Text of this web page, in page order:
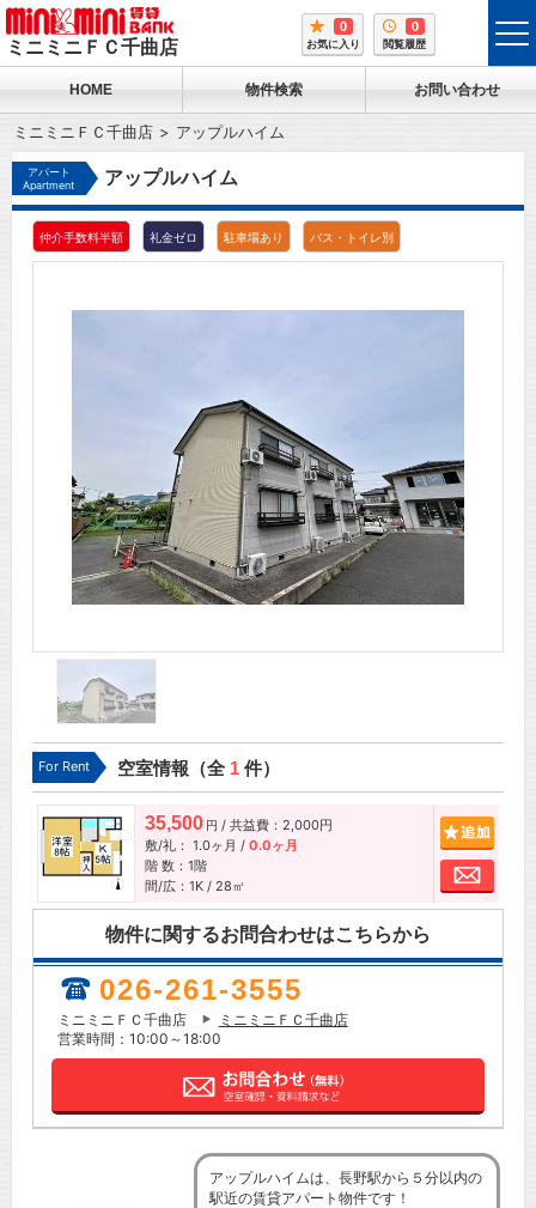
ミニミニＦＣ千曲店
0
お気に入り
0
閲覧履歴
HOME 物件検索 お問い合わせ
ミニミニＦＣ千曲店 アップルハイム
アパート
Apartment
アップルハイム
仲介手数料半額 礼金ゼロ 駐車場あり バス・トイレ別
For Rent 空室情報（全 1件）
35,500 円 / 共益費：2,000円
敷/礼： 1.0ヶ月 / 0.0ヶ月
階 数：1階
間/広：1K / 28㎡
お問
物件に関するお問合わせはこちらから
026-261-3555
ミニミニＦＣ千曲店
ミニミニＦＣ千曲店
営業時間：10:00～18:00
アップルハイムは、長野駅から５分以内の
駅近の賃貸アパート物件です！